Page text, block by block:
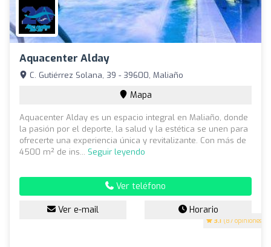
Aquacenter Alday
3.1 (87 opiniones)
C. Gutiérrez Solana, 39 - 39600, Maliaño
Mapa
Aquacenter Alday es un espacio integral en Maliaño, donde
la pasión por el deporte, la salud y la estética se unen para
ofrecerte una experiencia única y revitalizante. Con más de
4500 m² de ins... Seguir leyendo
Ver teléfono
Ver e-mail Horario